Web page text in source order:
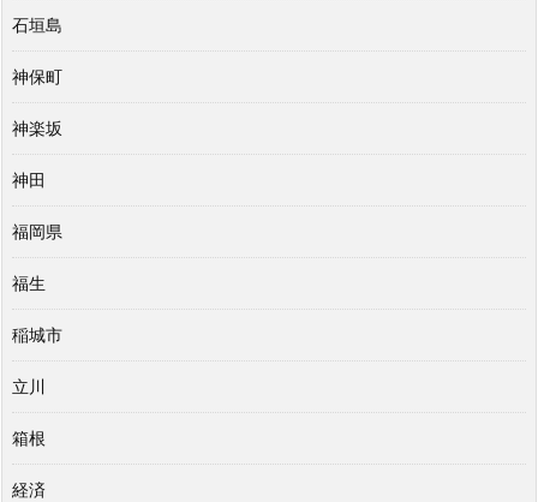
石垣島
神保町
神楽坂
神田
福岡県
福生
稲城市
立川
箱根
経済